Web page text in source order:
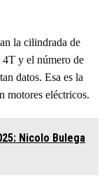
la cilindrada de
4T y el número de
datos. Esa es la
motores eléctricos.
Nicolo Bulega